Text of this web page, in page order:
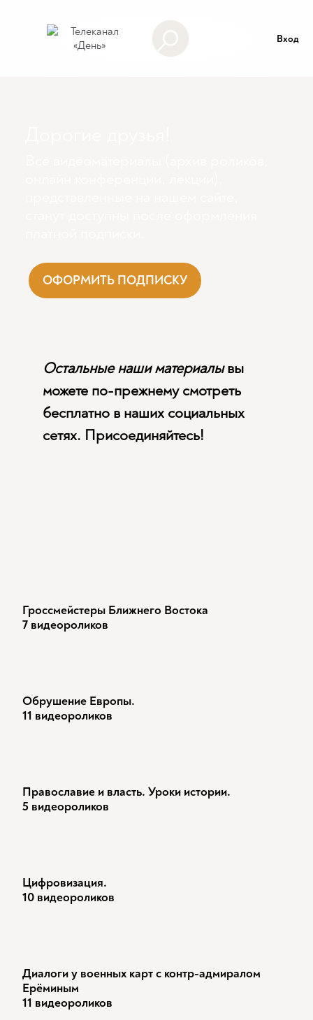
Вход
ОФОРМИТЬ ПОДПИСКУ
Остальные наши материалывы
можете по-прежнему смотреть
бесплатно в наших социальных
сетях. Присоединяйтесь!
Гроссмейстеры Ближнего Востока
7 видеороликов
Обрушение Европы.
11 видеороликов
Православие и власть. Уроки истории.
5 видеороликов
Цифровизация.
10 видеороликов
Диалоги у военных карт с контр-адмиралом
Ерёминым
11 видеороликов